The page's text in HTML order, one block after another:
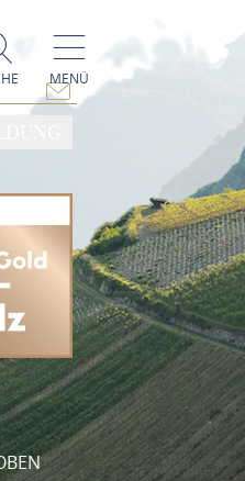
MENÜ